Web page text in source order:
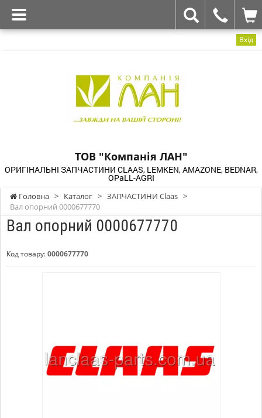
Вхід
ТОВ "Компанія ЛАН"
ОРИГІНАЛЬНІ ЗАПЧАСТИНИ CLAAS, LEMKEN, AMAZONE, BEDNAR,
OPaLL-AGRI
Головна > Каталог > ЗАПЧАСТИНИ Claas >
Вал опорний 0000677770
Вал опорний 0000677770
Код товару:0000677770